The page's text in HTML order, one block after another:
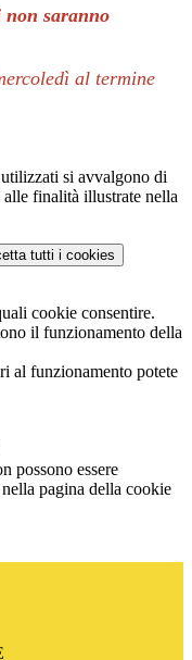
saranno
al termine
si avvalgono di
finalità illustrate nella
tutti i cookies
cookie consentire.
il funzionamento della
al funzionamento potete
possono essere
pagina della cookie